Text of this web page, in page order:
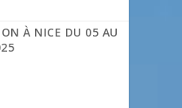
À NICE DU 05 AU